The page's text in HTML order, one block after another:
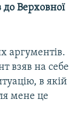
Верховної
аргументів.
взяв на себе
в якій
мене це